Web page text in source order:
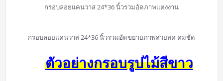
กรอบลอยแคนวาส 24*36 นิ้วรวมอัดภาพแต่งงาน
กรอบลอยแคนวาส 24*36 นิ้วรวมอัดขยายภาพสวยสด คมชัด
ตัวอย่างกรอบรูปไม้สีขาว